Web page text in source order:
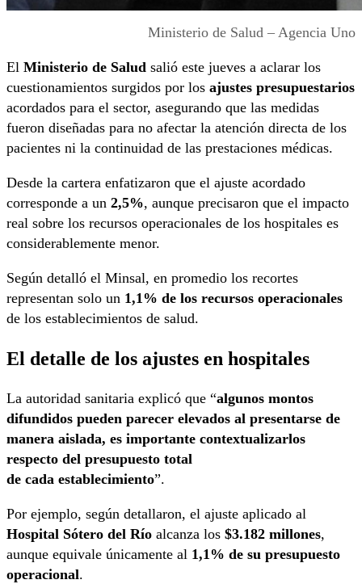
Ministerio de Salud – Agencia Uno
El Ministerio de Salud salió este jueves a aclarar los
cuestionamientos surgidos por los ajustes presupuestarios
acordados para el sector, asegurando que las medidas
fueron diseñadas para no afectar la atención directa de los
pacientes ni la continuidad de las prestaciones médicas.
Desde la cartera enfatizaron que el ajuste acordado
corresponde a un 2,5%, aunque precisaron que el impacto
real sobre los recursos operacionales de los hospitales es
considerablemente menor.
Según detalló el Minsal, en promedio los recortes
representan solo un 1,1% de los recursos operacionales
de los establecimientos de salud.
El detalle de los ajustes en hospitales
La autoridad sanitaria explicó que “algunos montos
difundidos pueden parecer elevados al presentarse de
manera aislada, es importante contextualizarlos
respecto del presupuesto total
de cada establecimiento”.
Por ejemplo, según detallaron, el ajuste aplicado al
Hospital Sótero del Río alcanza los $3.182 millones,
aunque equivale únicamente al 1,1% de su presupuesto
operacional.